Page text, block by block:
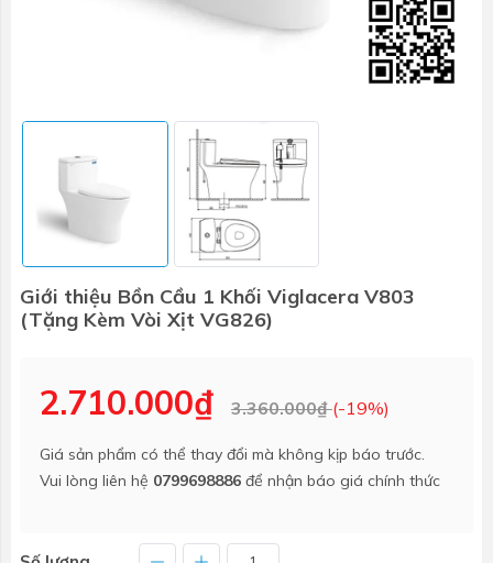
Giới thiệu Bồn Cầu 1 Khối Viglacera V803
(Tặng Kèm Vòi Xịt VG826)
2.710.000₫ 3.360.000₫(-19%)
Giá sản phẩm có thể thay đổi mà không kịp báo trước.
Vui lòng liên hệ 0799698886 để nhận báo giá chính thức